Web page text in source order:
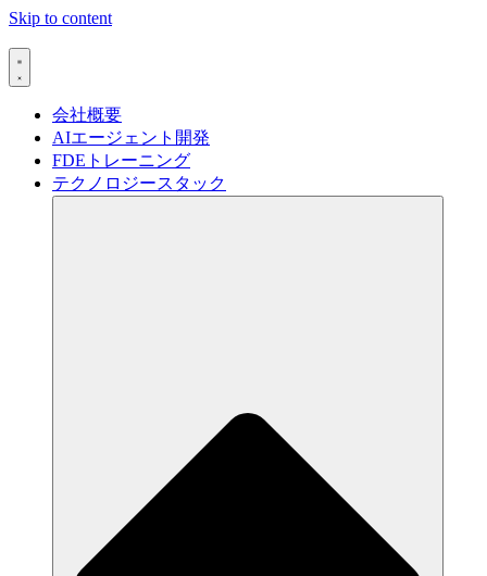
Skip to content
会社概要
AIエージェント開発
FDEトレーニング
テクノロジースタック